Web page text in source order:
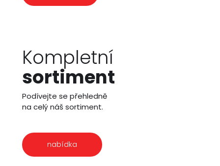
Kompletní
sortiment
Podívejte se přehledně
na celý náš sortiment.
nabídka